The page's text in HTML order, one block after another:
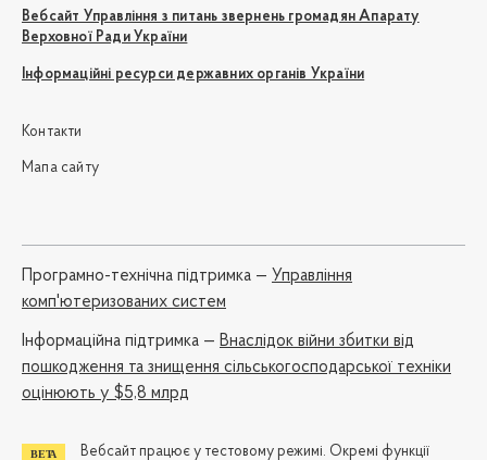
Вебсайт Управління з питань звернень громадян Апарату
Верховної Ради України
Інформаційні ресурси державних органів України
Контакти
Мапа сайту
Програмно-технічна підтримка — Управління
комп'ютеризованих систем
Iнформаційна підтримка — Внаслідок війни збитки від
пошкодження та знищення сільськогосподарської техніки
оцінюють у $5,8 млрд
Вебсайт працює у тестовому режимі. Окремі функції